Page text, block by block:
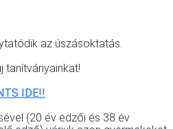
az úszásoktatás.
tanítványainkat!
IDE!!
(20 év edzői és 38 év